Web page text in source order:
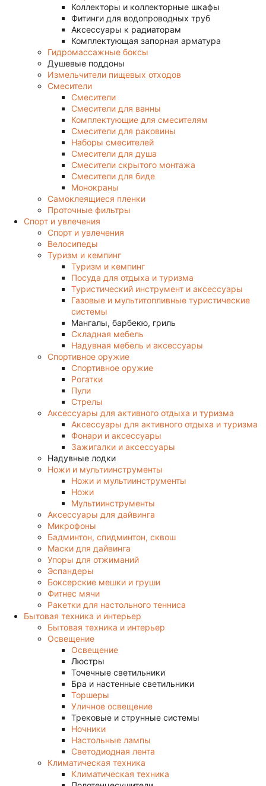
Коллекторы и коллекторные шкафы
Фитинги для водопроводных труб
Аксессуары к радиаторам
Комплектующая запорная арматура
Гидромассажные боксы
Душевые поддоны
Измельчители пищевых отходов
Смесители
Смесители
Смесители для ванны
Комплектующие для смесителям
Смесители для раковины
Наборы смесителей
Смесители для душа
Смесители скрытого монтажа
Смесители для биде
Монокраны
Самоклеящиеся пленки
Проточные фильтры
Спорт и увлечения
Спорт и увлечения
Велосипеды
Туризм и кемпинг
Туризм и кемпинг
Посуда для отдыха и туризма
Туристический инструмент и аксессуары
Газовые и мультитопливные туристические
системы
Мангалы, барбекю, гриль
Складная мебель
Надувная мебель и аксессуары
Спортивное оружие
Спортивное оружие
Рогатки
Пули
Стрелы
Аксессуары для активного отдыха и туризма
Аксессуары для активного отдыха и туризма
Фонари и аксессуары
Зажигалки и аксессуары
Надувные лодки
Ножи и мультиинструменты
Ножи и мультиинструменты
Ножи
Мультиинструменты
Аксессуары для дайвинга
Микрофоны
Бадминтон, спидминтон, сквош
Маски для дайвинга
Упоры для отжиманий
Эспандеры
Боксерские мешки и груши
Фитнес мячи
Ракетки для настольного тенниса
Бытовая техника и интерьер
Бытовая техника и интерьер
Освещение
Освещение
Люстры
Точечные светильники
Бра и настенные светильники
Торшеры
Уличное освещение
Трековые и струнные системы
Ночники
Настольные лампы
Светодиодная лента
Климатическая техника
Климатическая техника